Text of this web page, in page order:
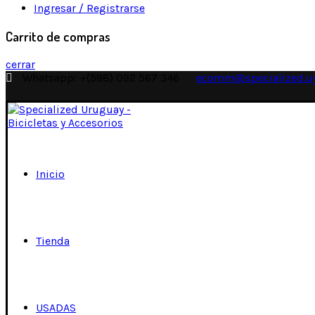
Ingresar / Registrarse
Carrito de compras
cerrar
Inicio
Tienda
USADAS